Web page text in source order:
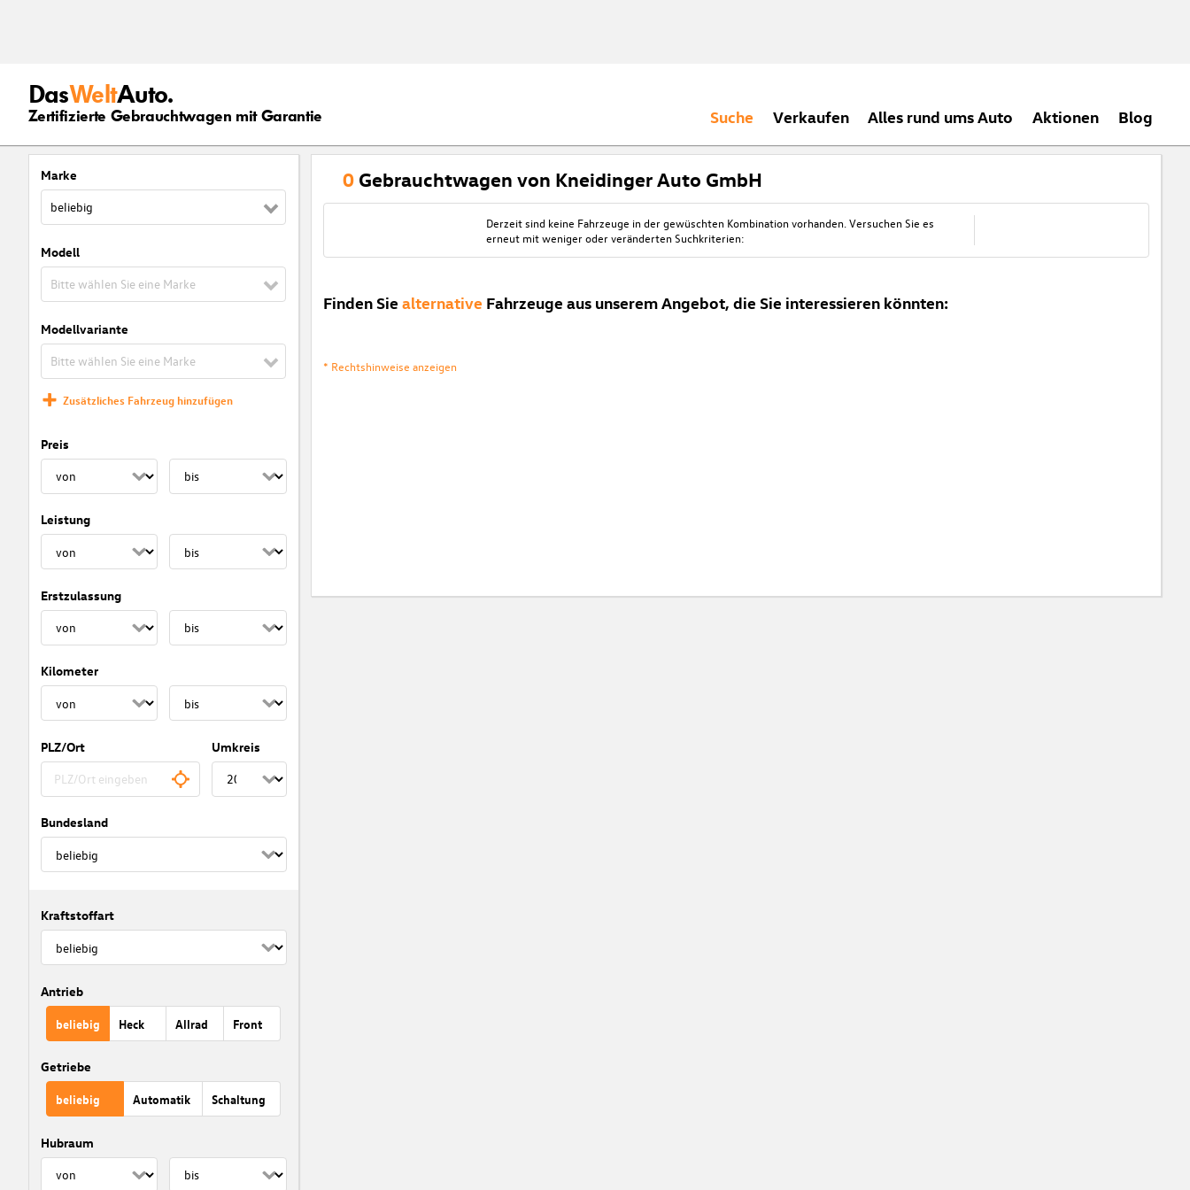
DasWeltAuto.
Zertifizierte Gebrauchtwagen mit Garantie Suche Verkaufen Alles rund ums Auto Aktionen Blog
Marke
beliebig
Modell
Bitte wählen Sie eine Marke
Modellvariante
Bitte wählen Sie eine Marke
Zusätzliches Fahrzeug hinzufügen
Preis
Leistung
Erstzulassung
Kilometer
PLZ/Ort Umkreis
Bundesland
Kraftstoffart
Antrieb
beliebig Heck Allrad Front
Getriebe
beliebig Automatik Schaltung
Hubraum
0 Gebrauchtwagen von Kneidinger Auto GmbH
Derzeit sind keine Fahrzeuge in der gewüschten Kombination vorhanden. Versuchen Sie es
erneut mit weniger oder veränderten Suchkriterien:
Finden Sie alternative Fahrzeuge aus unserem Angebot, die Sie interessieren könnten:
* Rechtshinweise anzeigen